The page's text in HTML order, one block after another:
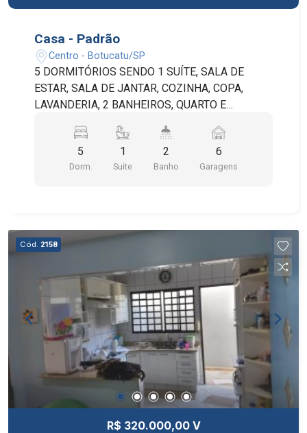
Casa - Padrão
Centro - Botucatu/SP
5 DORMITÓRIOS SENDO 1 SUÍTE, SALA DE
ESTAR, SALA DE JANTAR, COZINHA, COPA,
LAVANDERIA, 2 BANHEIROS, QUARTO E
CHURRASQUEIRA E GARAGEM. EXCELENTE
LOCALIZAÇÃO!
5
Dorm.
1
Suite
2
Banho
6
Garagens
Cód. 2158
R$ 320.000,00 V